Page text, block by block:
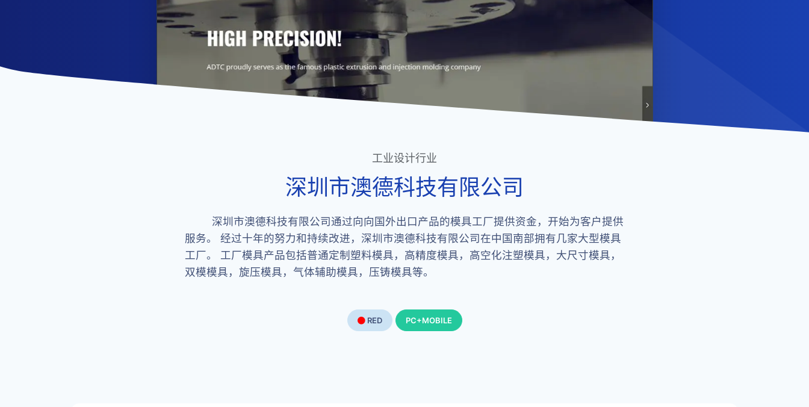
工业设计行业
深圳市澳德科技有限公司
深圳市澳德科技有限公司通过向向国外出口产品的模具工厂提供资金，开始为客户提供
服务。
经过十年的努力和持续改进， 深圳市澳德科技有限公司在中国南部拥有几家大型模具
工厂。
工厂模具产品包括普通定制塑料模具，高精度模具，高空化注塑模具，大尺寸模具，
双模模具，旋压模具，气体辅助模具，压铸模具等。
RED PC+MOBILE